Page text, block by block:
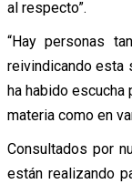
al respecto”.
“Hay personas
reivindicando esta
ha habido
materia como en
Consultados por
están realizando